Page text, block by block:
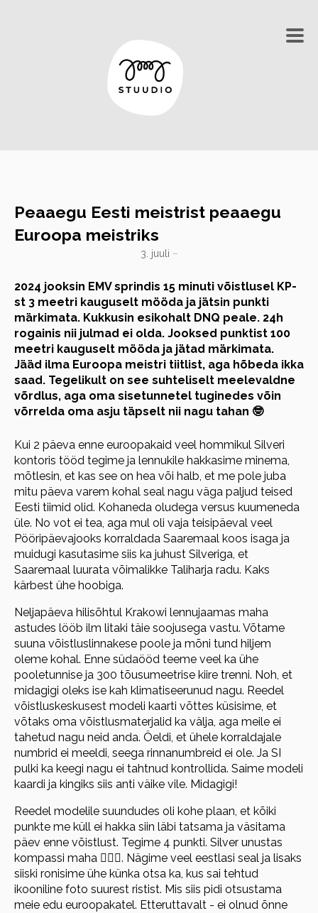
Peaaegu Eesti meistrist peaaegu
Euroopa meistriks
3. juuli –
2024 jooksin EMV sprindis 15 minuti võistlusel KP-
st 3 meetri kauguselt mööda ja jätsin punkti
märkimata. Kukkusin esikohalt DNQ peale. 24h
rogainis nii julmad ei olda. Jooksed punktist 100
meetri kauguselt mööda ja jätad märkimata.
Jääd ilma Euroopa meistri tiitlist, aga hõbeda ikka
saad. Tegelikult on see suhteliselt meelevaldne
võrdlus, aga oma sisetunnetel tuginedes võin
võrrelda oma asju täpselt nii nagu tahan 🤓
Kui 2 päeva enne euroopakaid veel hommikul Silveri
kontoris tööd tegime ja lennukile hakkasime minema,
mõtlesin, et kas see on hea või halb, et me pole juba
mitu päeva varem kohal seal nagu väga paljud teised
Eesti tiimid olid. Kohaneda oludega versus kuumeneda
üle. No vot ei tea, aga mul oli vaja teisipäeval veel
Pööripäevajooks korraldada Saaremaal koos isaga ja
muidugi kasutasime siis ka juhust Silveriga, et
Saaremaal luurata võimalikke Taliharja radu. Kaks
kärbest ühe hoobiga.
Neljapäeva hilisõhtul Krakowi lennujaamas maha
astudes lööb ilm litaki täie soojusega vastu. Võtame
suuna võistluslinnakese poole ja mõni tund hiljem
oleme kohal. Enne südaööd teeme veel ka ühe
pooletunnise ja 300 tõusumeetrise kiire trenni. Noh, et
midagigi oleks ise kah klimatiseerunud nagu. Reedel
võistluskeskusest modeli kaarti võttes küsisime, et
võtaks oma võistlusmaterjalid ka välja, aga meile ei
tahetud nagu neid anda. Öeldi, et ühele korraldajale
numbrid ei meeldi, seega rinnanumbreid ei ole. Ja SI
pulki ka keegi nagu ei tahtnud kontrollida. Saime modeli
kaardi ja kingiks siis anti väike vile. Midagigi!
Reedel modelile suundudes oli kohe plaan, et kõiki
punkte me küll ei hakka siin läbi tatsama ja väsitama
päev enne võistlust. Tegime 4 punkti. Silver unustas
kompassi maha 🤷🏽‍♀️. Nägime veel eestlasi seal ja lisaks
siiski ronisime ühe künka otsa ka, kus sai tehtud
ikooniline foto suurest ristist. Mis siis pidi otsustama
meie edu euroopakatel. Etteruttavalt - ei olnud õnne